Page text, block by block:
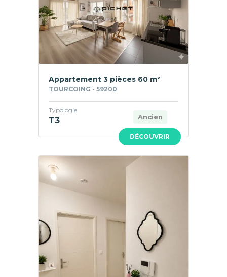
DÉCOUVRIR
Appartement 3 pièces 60 m²
TOURCOING - 59200
Ancien
Typologie
T3